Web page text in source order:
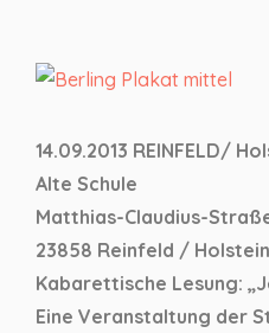
14.09.2013 REINFELD/
Alte Schule
Matthias-Claudius-
23858 Reinfeld / Holstein
Kabarettische Lesung:
Eine Veranstaltung der